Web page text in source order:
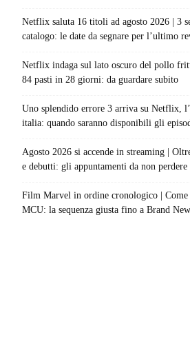
Netflix saluta 16 titoli ad agosto 2026 | 3
catalogo: le date da segnare per l’ultimo
Netflix indaga sul lato oscuro del pollo
84 pasti in 28 giorni: da guardare subito
Uno splendido errore 3 arriva su Netflix,
italia: quando saranno disponibili gli
Agosto 2026 si accende in streaming |
e debutti: gli appuntamenti da non perdere
Film Marvel in ordine cronologico |
MCU: la sequenza giusta fino a Brand